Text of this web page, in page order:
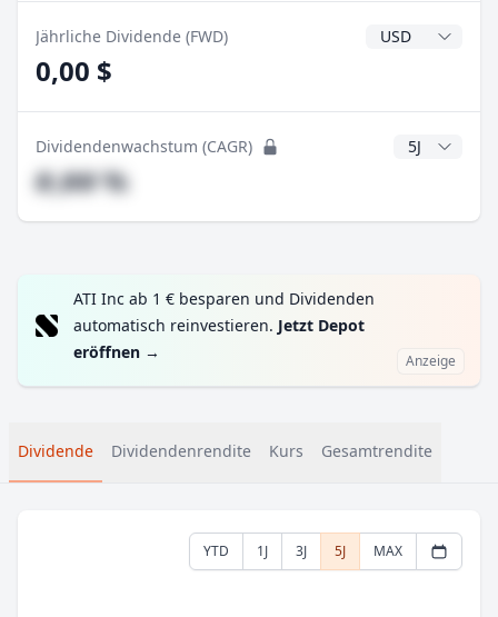
Jährliche Dividende (FWD)
0,00 $
Dividendenwachstum (CAGR) CAGR Jahre
#,## %
ATI Inc ab 1 € besparen und Dividenden
automatisch reinvestieren. Jetzt Depot
eröffnen → Anzeige
Dividende Dividendenrendite Kurs Gesamtrendite
YTD 1J 3J 5J MAX